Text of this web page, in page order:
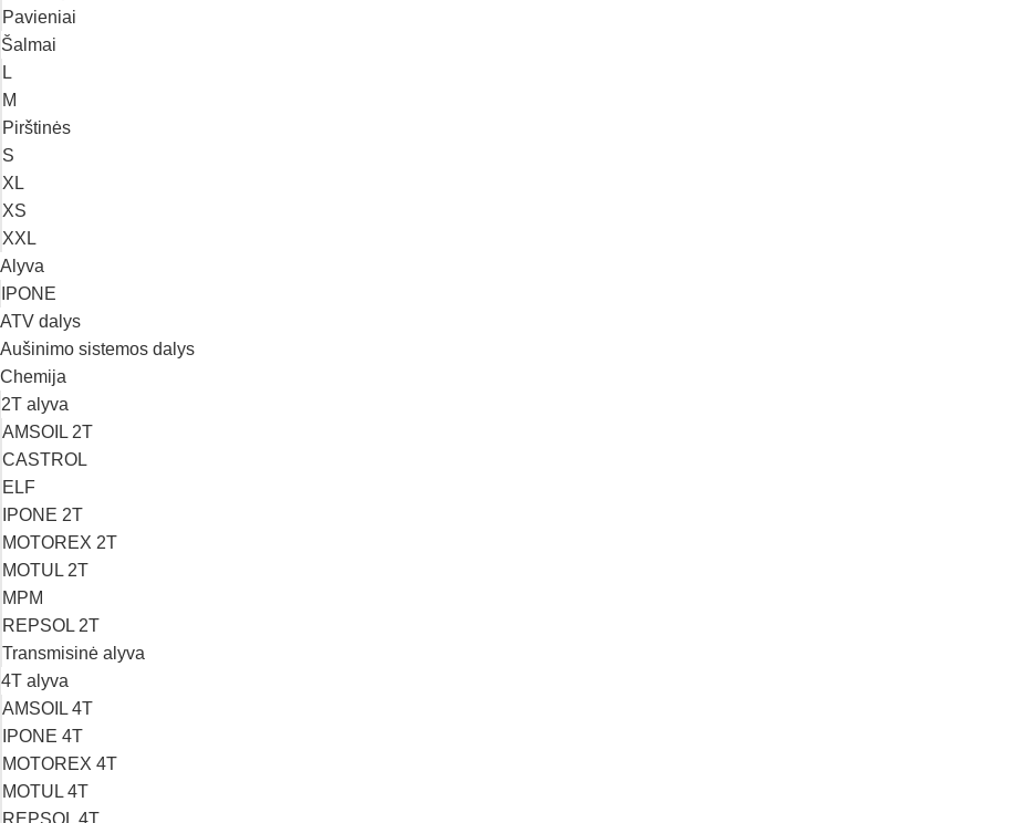
Pavieniai
Šalmai
L
M
Pirštinės
S
XL
XS
XXL
Alyva
IPONE
ATV dalys
Aušinimo sistemos dalys
Chemija
2T alyva
AMSOIL 2T
CASTROL
ELF
IPONE 2T
MOTOREX 2T
MOTUL 2T
MPM
REPSOL 2T
Transmisinė alyva
4T alyva
AMSOIL 4T
IPONE 4T
MOTOREX 4T
MOTUL 4T
REPSOL 4T